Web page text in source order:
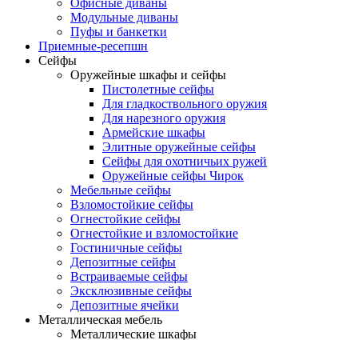
Офисные диваны
Модульные диваны
Пуфы и банкетки
Приемные-ресепшн
Сейфы
Оружейные шкафы и сейфы
Пистолетные сейфы
Для гладкоствольного оружия
Для нарезного оружия
Армейские шкафы
Элитные оружейные сейфы
Сейфы для охотничьих ружей
Оружейные сейфы Чирок
Мебельные сейфы
Взломостойкие сейфы
Огнестойкие сейфы
Огнестойкие и взломостойкие
Гостиничные сейфы
Депозитные сейфы
Встраиваемые сейфы
Эксклюзивные сейфы
Депозитные ячейки
Металлическая мебель
Металлические шкафы